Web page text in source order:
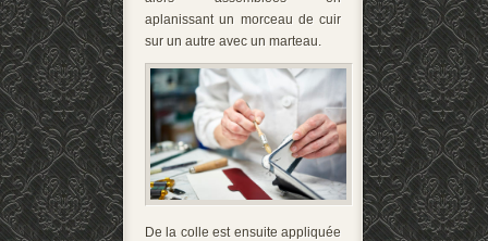
aplanissant un morceau de cuir
sur un autre avec un marteau.
De la colle est ensuite appliquée